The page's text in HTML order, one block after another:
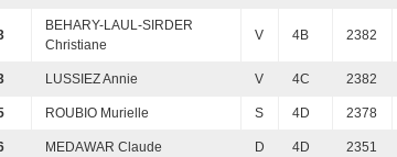
BEHARY-LAUL-SIRDER
Christiane
V 4B 2382
LUSSIEZ Annie V 4C 2382
ROUBIO Murielle S 4D 2378
MEDAWAR Claude D 4D 2351